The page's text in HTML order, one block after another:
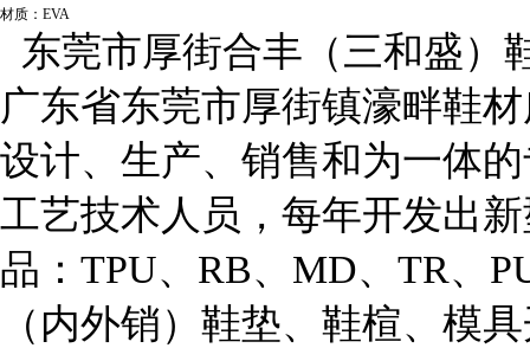
材质：EVA
东莞市厚街合丰（三和盛）
广东省东莞市厚街镇濠畔鞋
设计、生产、销售和为一体
工艺技术人员，每年开发出
品：TPU、RB、MD、TR、
（内外销）鞋垫、鞋楦、模